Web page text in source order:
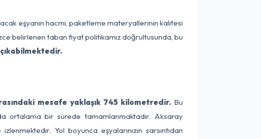
eşyanın hacmi, paketleme materyallerinin kalitesi
belirlenen taban fiyat politikamız doğrultusunda, bu
mesafe yaklaşık 745 kilometredir. Bu
ortalama bir sürede tamamlanmaktadır. Aksaray
Yol boyunca eşyalarınızın sarsıntıdan